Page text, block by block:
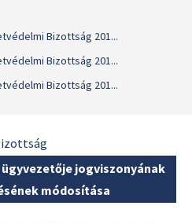
Bizottság 201...
Bizottság 201...
Bizottság 201...
ügyvezetője jogviszonyának
módosítása